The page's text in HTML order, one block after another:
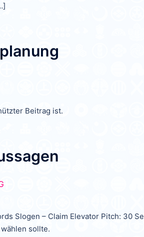
Beitrag ist.
Slogen – Claim Elevator Pitch: 30
sollte.